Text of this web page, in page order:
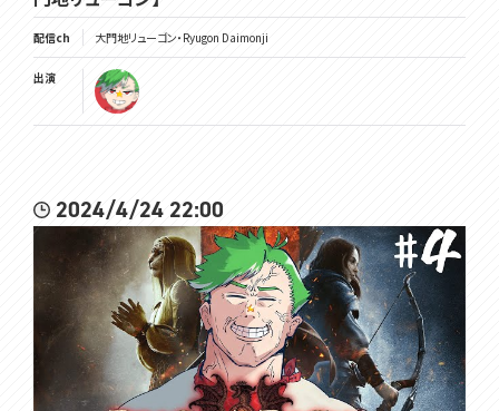
配信ch 大門地リューゴン・Ryugon Daimonji
出演
2024/4/24 22:00